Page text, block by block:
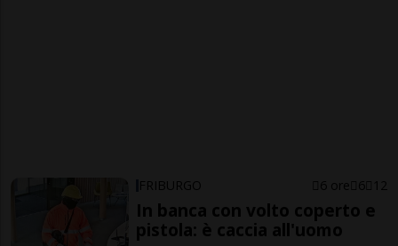
FRIBURGO 6 ore 6 12
In banca con volto coperto e
pistola: è caccia all'uomo